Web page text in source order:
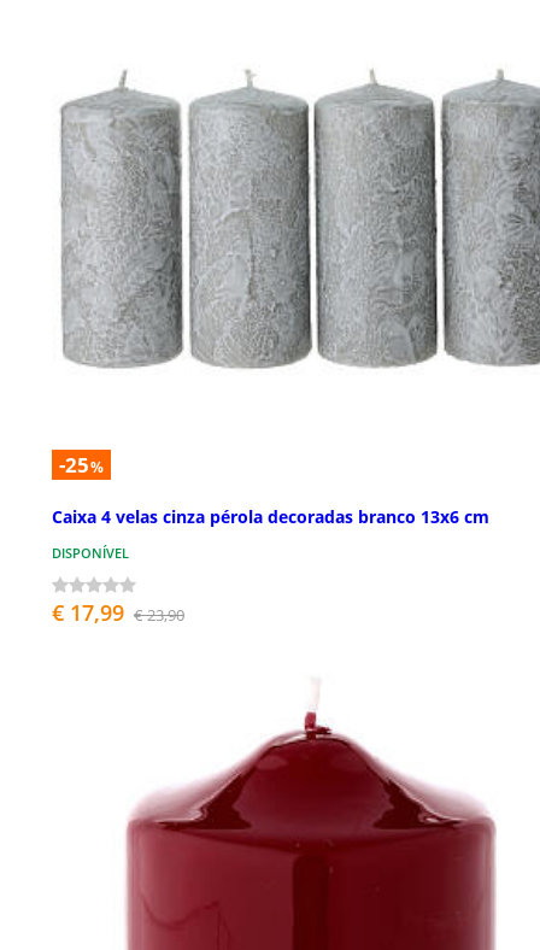
-25%
Caixa 4 velas cinza pérola decoradas branco 13x6 cm
DISPONÍVEL
€ 17,99 € 23,90